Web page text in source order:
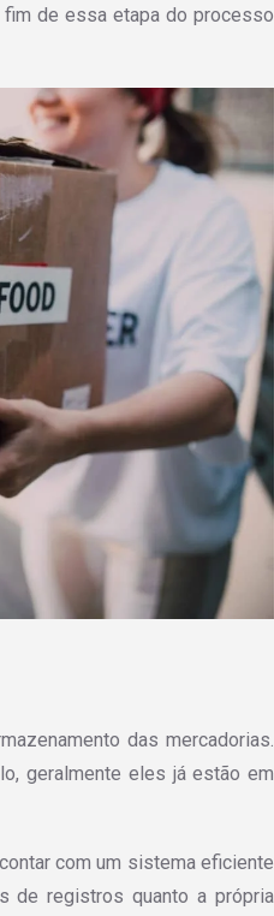
de essa etapa do processo
das mercadorias.
geralmente eles já estão em
com um sistema eficiente
de registros quanto a própria